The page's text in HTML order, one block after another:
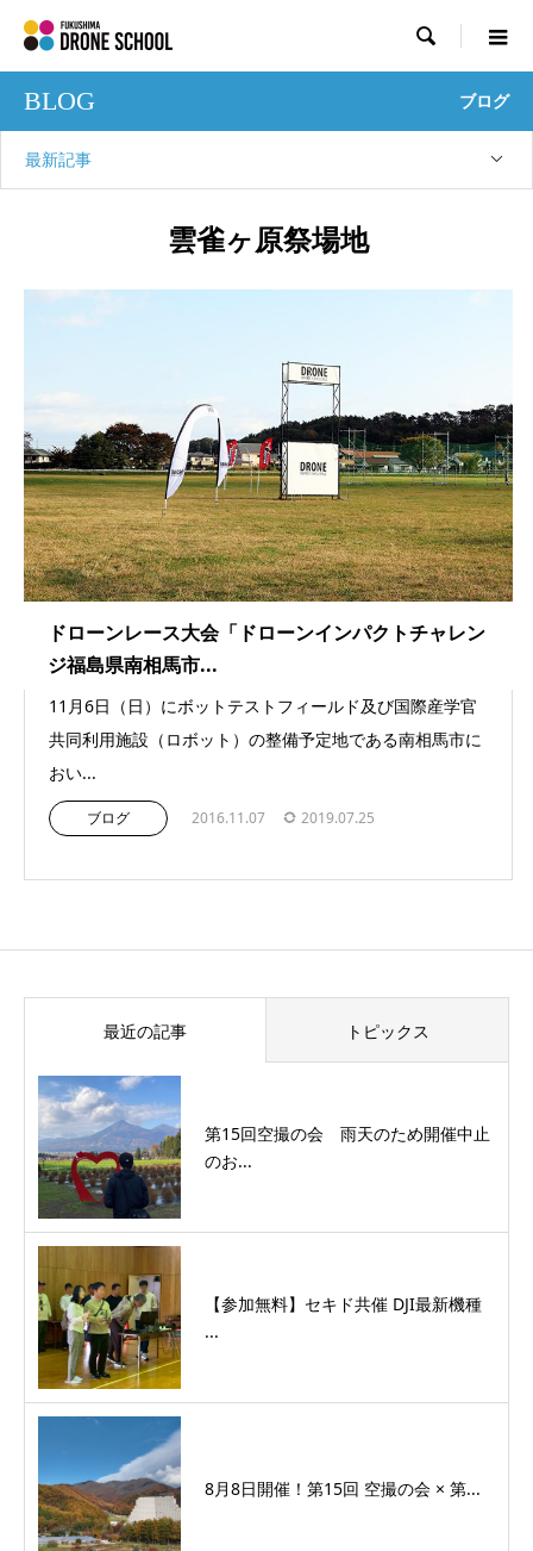

BLOG ブログ
最新記事
雲雀ヶ原祭場地
ドローンレース大会「ドローンインパクトチャレン
ジ福島県南相馬市...
11月6日（日）にボットテストフィールド及び国際産学官
共同利用施設（ロボット）の整備予定地である南相馬市に
おい...
ブログ 2016.11.07 2019.07.25
最近の記事 トピックス
第15回空撮の会 雨天のため開催中止
のお...
【参加無料】セキド共催 DJI最新機種
...
8月8日開催！第15回 空撮の会 × 第...